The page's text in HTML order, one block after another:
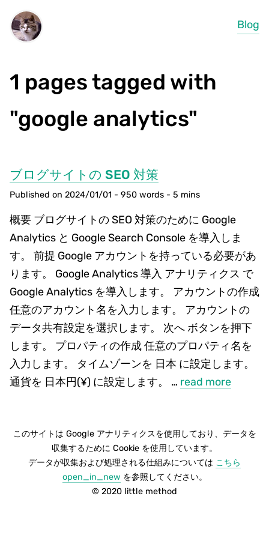
Blog
1 pages tagged with
"google analytics"
ブログサイトの SEO 対策
Published on 2024/01/01 - 950 words - 5 mins
概要 ブログサイトの SEO 対策のために Google
Analytics と Google Search Console を導入しま
す。 前提 Google アカウントを持っている必要があ
ります。 Google Analytics 導入 アナリティクス で
Google Analytics を導入します。 アカウントの作成
任意のアカウント名を入力します。 アカウントの
データ共有設定を選択します。 次へ ボタンを押下
します。 プロパティの作成 任意のプロパティ名を
入力します。 タイムゾーンを 日本 に設定します。
通貨を 日本円(¥) に設定します。 … read more
このサイトは Google アナリティクスを使用しており、データを
収集するために Cookie を使用しています。
データが収集および処理される仕組みについては こちら
open_in_new を参照してください。
© 2020 little method